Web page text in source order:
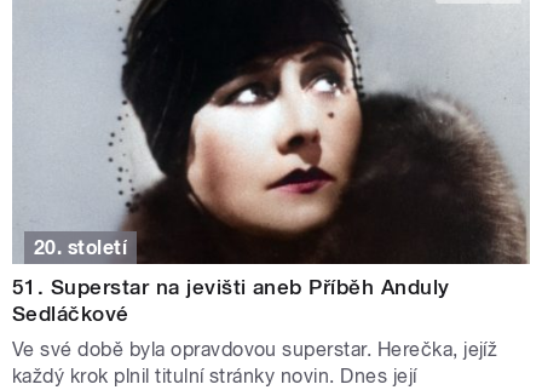
20. století
51. Superstar na jevišti aneb Příběh Anduly
Sedláčkové
Ve své době byla opravdovou superstar. Herečka, jejíž
každý krok plnil titulní stránky novin. Dnes její